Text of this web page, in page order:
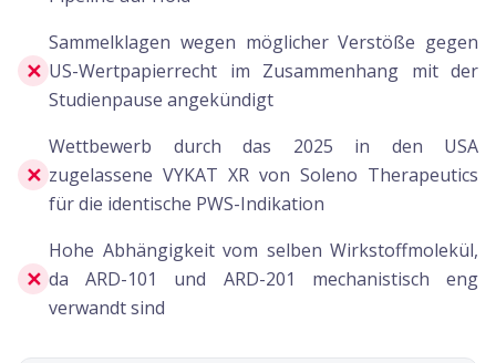
✕
Sammelklagen wegen möglicher Verstöße gegen
US-Wertpapierrecht im Zusammenhang mit der
Studienpause angekündigt
✕
Wettbewerb durch das 2025 in den USA
zugelassene VYKAT XR von Soleno Therapeutics
für die identische PWS-Indikation
✕
Hohe Abhängigkeit vom selben Wirkstoffmolekül,
da ARD-101 und ARD-201 mechanistisch eng
verwandt sind